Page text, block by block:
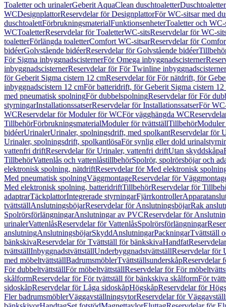
Toaletter och urinalerGeberit AquaClean duschtoaletterDuschtoaletter
WCDesignplattorReservdelar för DesignplattorFör WC-sitsar med
duschtoalettFörbrukningsmaterialFunktionsenheterToaletter och WC-
WCToaletterReservdelar för ToaletterWC-sitsReservdelar för WC-
toaletterFörlängda toaletterComfort WC-sitsarReservdelar för
bidéerGolvstående bidéerReservdelar för Golvstående bidéer
För Sigma inbyggnadscisternerFör Omega inbyggnadscisterner
inbyggnadscisternerReservdelar för För Twinline inbyggnadscisterner
för Geberit Sigma cistern 12 cmReservdelar för För nätdrift, för
inbyggnadscistern 12 cmFör batteridrift, för Geberit Sigma cistern 12
med pneumatisk spolningFör dubbelspolningReservdelar för För
styrningarInstallationssatserReservdelar för InstallationssatserFör
WCReservdelar för Moduler för WCFör vägghängda WC
TillbehörFörbrukningsmaterialModuler för tvättställTillbehörModuler
bidéerUrinalerUrinaler, spolningsdrift, med spolkantReservdelar för
Urinaler, spolningsdrift, spolkantlösaFör synlig eller dold
vattenfri driftReservdelar för Urinaler, vattenfri driftUtan skyddskåpa
TillbehörVattenlås och vattenlåstillbehörSpolrör, spolrörsböjar och
elektronisk spolning, nätdriftReservdelar för Med elektronisk
Med pneumatisk spolningVäggmontageReservdelar för
Med elektronisk spolning, batteridriftTillbehörReservdelar för
adaptrarTäckplattorIntegrerade styrningarFjärrkontroller
tvättställAnslutningsböjarReservdelar för AnslutningsböjarRak
SpolrörsförlängningarAnslutningar av PVCReservdelar för
urinalerVattenlåsReservdelar för VattenlåsSpolrörsförlängningar
anslutningAnslutningsböjarSkyddAnslutningarPackningarTvättställ
bänkskivaReservdelar för Tvättställ för bänkskivaHandfat
tvättställInbyggnadstvättställUnderbyggnadstvättställReservdelar för
med möbeltvättställBadrumsmöblerTvättställsunderskåpReservdelar
För dubbeltvättställFör möbeltvättställReservdelar för För
skålformReservdelar för För tvättställ för bänkskiva skålformFör
sidoskåpReservdelar för Låga sidoskåpHögskåpReservdelar för
Fler badrumsmöblerVäggavställningsytorReservdelar för